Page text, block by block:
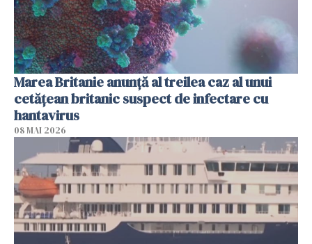
Marea Britanie anunţă al treilea caz al unui
cetăţean britanic suspect de infectare cu
hantavirus
08 MAI 2026